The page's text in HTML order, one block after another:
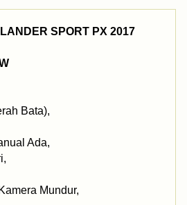
SPORT PX 2017
Bata),
Ada,
Mundur,